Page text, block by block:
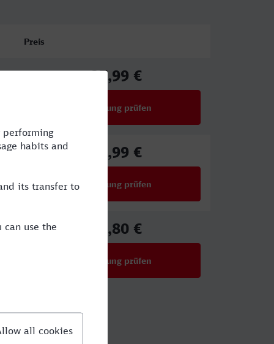
Preis
27,99 €
Verbindung prüfen
27,99 €
Verbindung prüfen
25,80 €
Verbindung prüfen